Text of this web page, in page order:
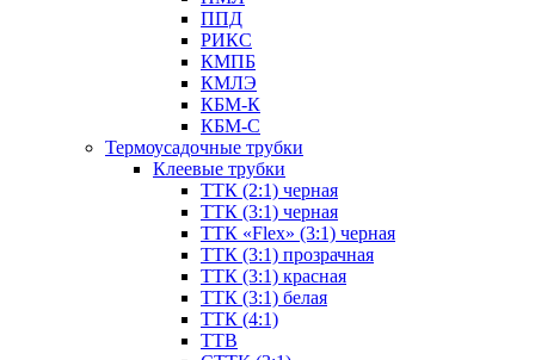
ППД
РИКС
КМПБ
КМЛЭ
КБМ-К
КБМ-С
Термоусадочные трубки
Клеевые трубки
ТТК (2:1) черная
ТТК (3:1) черная
ТТК «Flex» (3:1) черная
ТТК (3:1) прозрачная
ТТК (3:1) красная
ТТК (3:1) белая
ТТК (4:1)
ТТВ